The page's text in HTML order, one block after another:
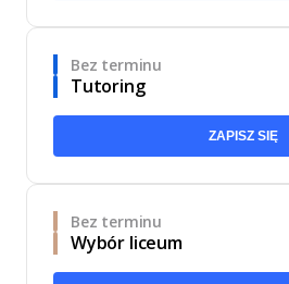
Bez terminu
Tutoring
ZAPISZ SIĘ
Bez terminu
Wybór liceum